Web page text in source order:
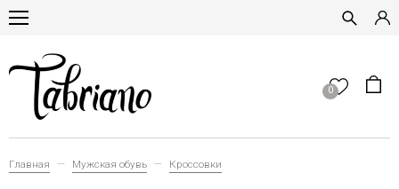
0
Главная Мужская обувь Кроссовки